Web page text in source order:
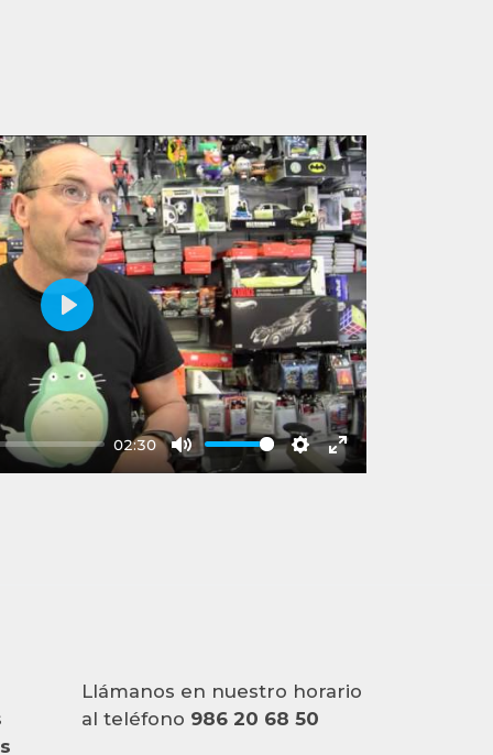
02:30
Mute Settings
Enter
Play
Llámanos en nuestro horario
al teléfono 986 20 68 50